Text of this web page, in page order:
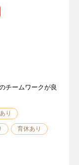
チームワークが良
り
育休あり